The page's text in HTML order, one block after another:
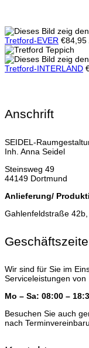
Tretford-EVER €84,95
Tretford-INTERLAND
Anschrift
SEIDEL-
Inh. Anna Seidel
Steinsweg 49
44149 Dortmund
Anlieferung/
Gahlenfeldstraße
Wir sind für Sie im
Serviceleistungen von
Mo – Sa: 08:00 –
Besuchen Sie auch
nach